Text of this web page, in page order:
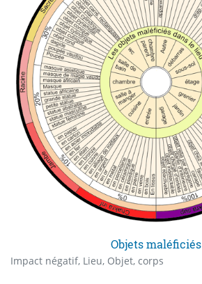
Objets maléficiés
Impact négatif, Lieu, Objet, corps